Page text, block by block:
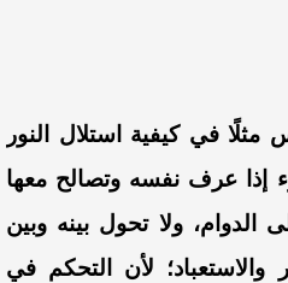
في كيفية استلال النور
إذا عرف نفسه وتصالح معها
ولا تحول بينه وبين
لأن التحكم في